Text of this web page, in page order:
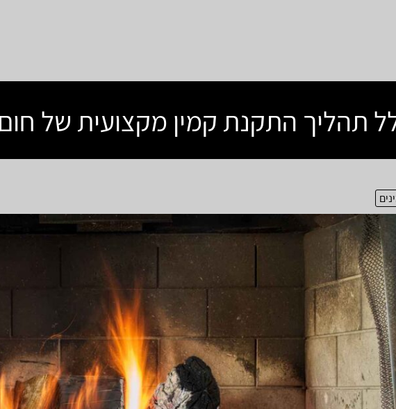
תהליך התקנת קמין מקצועית של